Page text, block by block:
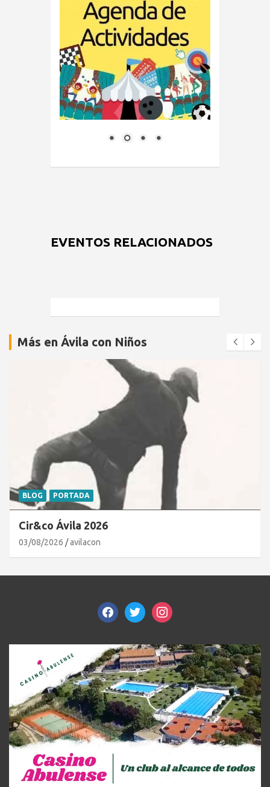
EVENTOS RELACIONADOS
Más en Ávila con Niños
BLOG PORTADA
Cir&co Ávila 2026
03/08/2026 avilacon
facebooktwitterinstagram